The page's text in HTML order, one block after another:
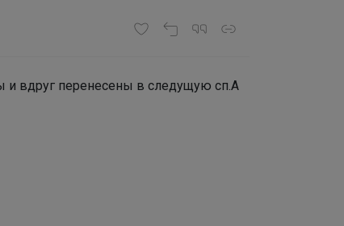
и вдруг перенесены в следущую сп.А